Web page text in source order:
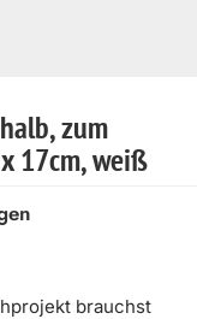
zum
17cm, weiß
brauchst